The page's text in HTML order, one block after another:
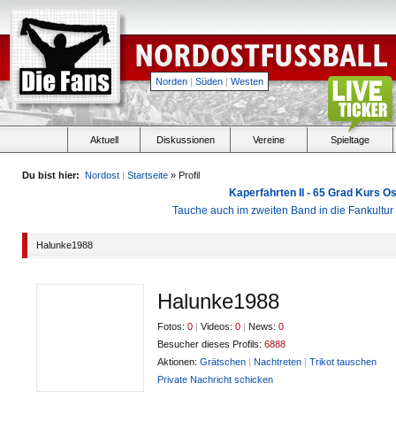
Norden | Süden | Westen
Aktuell Diskussionen Vereine Spieltage
Du bist hier: Nordost | Startseite » Profil
Kaperfahrten II - 65 Grad Kurs
Tauche auch im zweiten Band in die
Halunke1988
Halunke1988
Fotos: 0 | Videos: 0 | News: 0
Besucher dieses Profils: 6888
Aktionen: Grätschen | Nachtreten | Trikot tauschen
Private Nachricht schicken